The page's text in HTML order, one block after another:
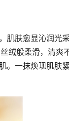
肤愈显沁润光采
绒般柔滑，清爽
。一抹焕现肌肤